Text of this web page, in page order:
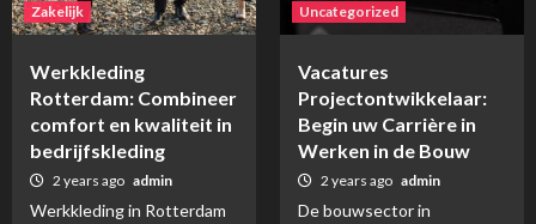
Zakelijk
Werkkleding
Rotterdam: Combineer
comfort en kwaliteit in
bedrijfskleding
2 years ago admin
Werkkleding in Rotterdam
Uncategorized
Vacatures
Projectontwikkelaar:
Begin uw Carrière in
Werken in de Bouw
2 years ago admin
De bouwsector in